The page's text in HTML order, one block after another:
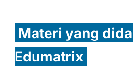
Materi yang
Edumatrix